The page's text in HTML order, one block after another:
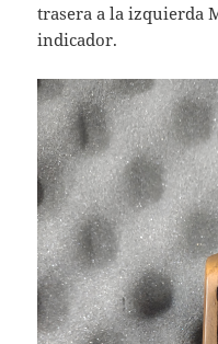
trasera a la izquierda
indicador.